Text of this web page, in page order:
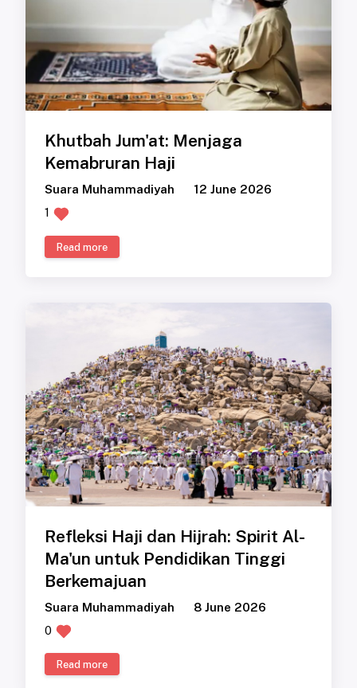
Khutbah Jum'at: Menjaga
Kemabruran Haji
Suara Muhammadiyah
12 June 2026
1
Read more
Refleksi Haji dan Hijrah: Spirit Al-
Ma'un untuk Pendidikan Tinggi
Berkemajuan
Suara Muhammadiyah
8 June 2026
0
Read more